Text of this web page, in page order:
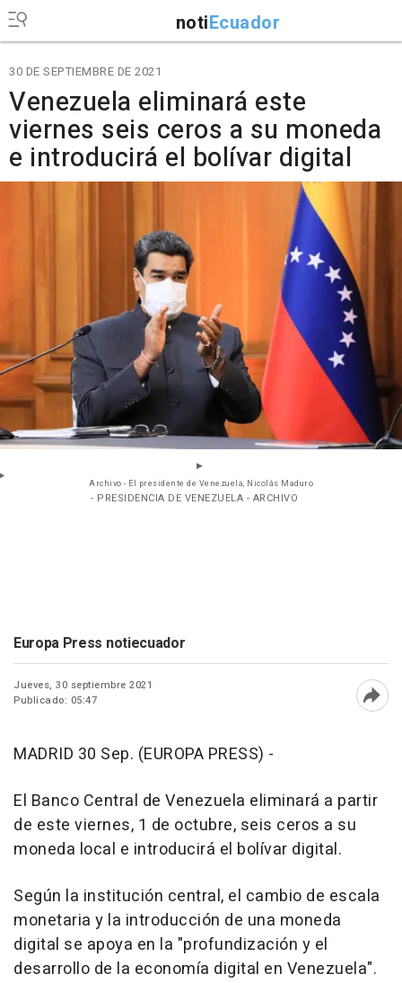
notiEcuador
30 DE SEPTIEMBRE DE 2021
Venezuela eliminará este
viernes seis ceros a su moneda
e introducirá el bolívar digital
Archivo - El presidente de Venezuela, Nicolás Maduro
- PRESIDENCIA DE VENEZUELA - ARCHIVO
Europa Press notiecuador
Jueves, 30 septiembre 2021
Publicado: 05:47
MADRID 30 Sep. (EUROPA PRESS) -
El Banco Central de Venezuela eliminará a partir
de este viernes, 1 de octubre, seis ceros a su
moneda local e introducirá el bolívar digital.
Según la institución central, el cambio de escala
monetaria y la introducción de una moneda
digital se apoya en la "profundización y el
desarrollo de la economía digital en Venezuela".